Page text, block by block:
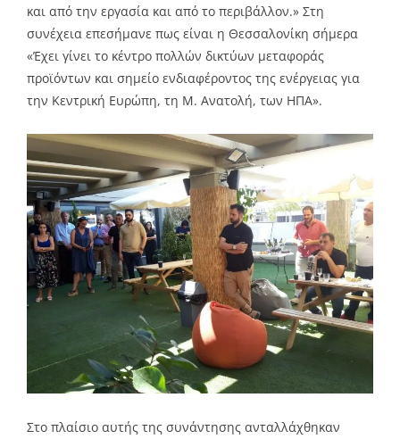
και από την εργασία και από το περιβάλλον.» Στη
συνέχεια επεσήμανε πως είναι η Θεσσαλονίκη σήμερα
«Έχει γίνει το κέντρο πολλών δικτύων μεταφοράς
προϊόντων και σημείο ενδιαφέροντος της ενέργειας για
την Κεντρική Ευρώπη, τη Μ. Ανατολή, των ΗΠΑ».
Στο πλαίσιο αυτής της συνάντησης ανταλλάχθηκαν